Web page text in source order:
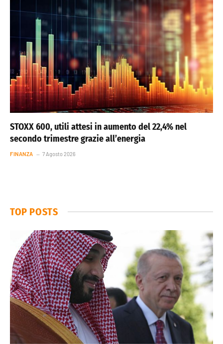
STOXX 600, utili attesi in aumento del 22,4% nel
secondo trimestre grazie all’energia
FINANZA 7 Agosto 2026
TOP POSTS